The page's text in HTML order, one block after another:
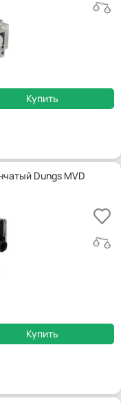
Купить
Dungs MVD
Купить